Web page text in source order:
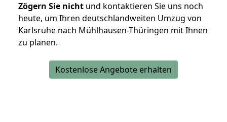
Zögern Sie nicht und kontaktieren Sie uns noch
heute, um Ihren deutschlandweiten Umzug von
Karlsruhe nach Mühlhausen-Thüringen mit Ihnen
zu planen.
Kostenlose Angebote erhalten